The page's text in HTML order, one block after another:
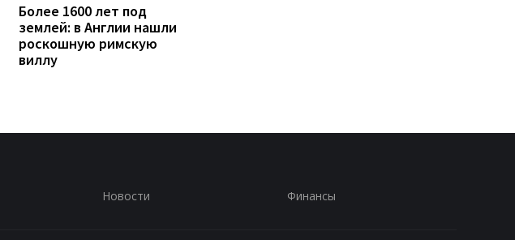
Более 1600 лет под
землей: в Англии нашли
роскошную римскую
виллу
Новости Финансы